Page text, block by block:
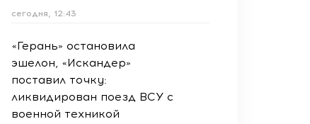
сегодня, 12:43
«Герань» остановила
эшелон, «Искандер»
поставил точку:
ликвидирован поезд ВСУ с
военной техникой